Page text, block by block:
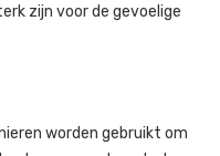
zijn voor de gevoelige
worden gebruikt om